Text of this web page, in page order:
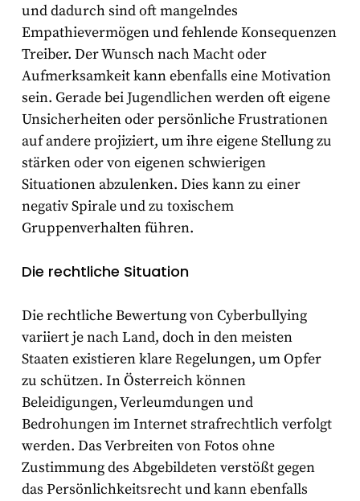
und dadurch sind oft mangelndes
Empathievermögen und fehlende Konsequenzen
Treiber. Der Wunsch nach Macht oder
Aufmerksamkeit kann ebenfalls eine Motivation
sein. Gerade bei Jugendlichen werden oft eigene
Unsicherheiten oder persönliche Frustrationen
auf andere projiziert, um ihre eigene Stellung zu
stärken oder von eigenen schwierigen
Situationen abzulenken. Dies kann zu einer
negativ Spirale und zu toxischem
Gruppenverhalten führen.
Die rechtliche Situation
Die rechtliche Bewertung von Cyberbullying
variiert je nach Land, doch in den meisten
Staaten existieren klare Regelungen, um Opfer
zu schützen. In Österreich können
Beleidigungen, Verleumdungen und
Bedrohungen im Internet strafrechtlich verfolgt
werden. Das Verbreiten von Fotos ohne
Zustimmung des Abgebildeten verstößt gegen
das Persönlichkeitsrecht und kann ebenfalls